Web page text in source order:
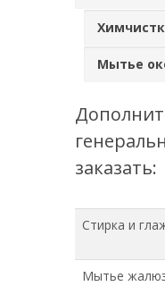
Мытье
заказать:
Стирка и
Мытье